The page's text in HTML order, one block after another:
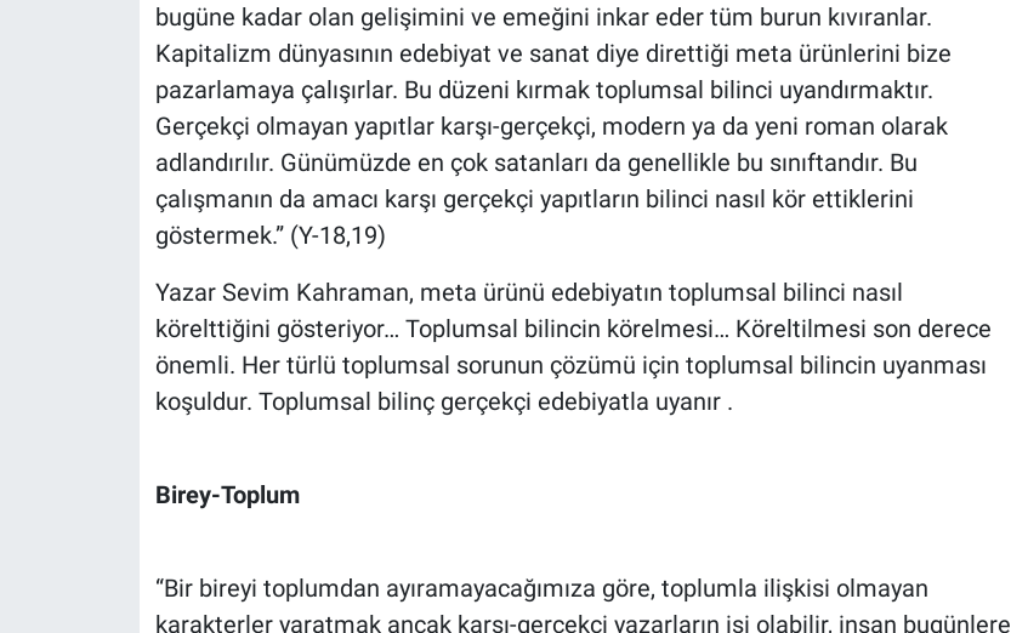
bugüne kadar olan gelişimini ve emeğini inkar eder tüm burun kıvıranlar.
Kapitalizm dünyasının edebiyat ve sanat diye direttiği meta ürünlerini bize
pazarlamaya çalışırlar. Bu düzeni kırmak toplumsal bilinci uyandırmaktır.
Gerçekçi olmayan yapıtlar karşı-gerçekçi, modern ya da yeni roman olarak
adlandırılır. Günümüzde en çok satanları da genellikle bu sınıftandır. Bu
çalışmanın da amacı karşı gerçekçi yapıtların bilinci nasıl kör ettiklerini
göstermek.” (Y-18,19)
Yazar Sevim Kahraman, meta ürünü edebiyatın toplumsal bilinci nasıl
körelttiğini gösteriyor… Toplumsal bilincin körelmesi… Köreltilmesi son derece
önemli. Her türlü toplumsal sorunun çözümü için toplumsal bilincin uyanması
koşuldur. Toplumsal bilinç gerçekçi edebiyatla uyanır .
Birey-Toplum
“Bir bireyi toplumdan ayıramayacağımıza göre, toplumla ilişkisi olmayan
karakterler yaratmak ancak karşı-gerçekçi yazarların işi olabilir, insan bugünlere